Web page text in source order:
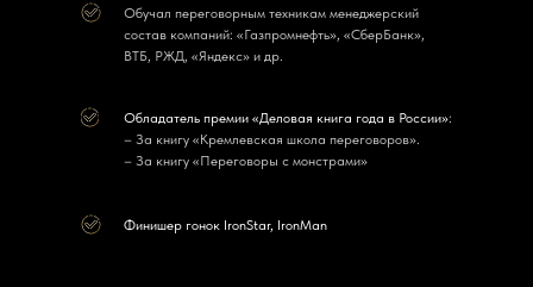
Обладатель премии «Деловая книга года в России»:
– За книгу «Кремлевская школа переговоров».
– За книгу «Переговоры с монстрами»
Обучал переговорным техникам менеджерский
состав компаний: «Газпромнефть», «СберБанк»,
ВТБ, РЖД, «Яндекс» и др.
Финишер гонок IronStar, IronMan